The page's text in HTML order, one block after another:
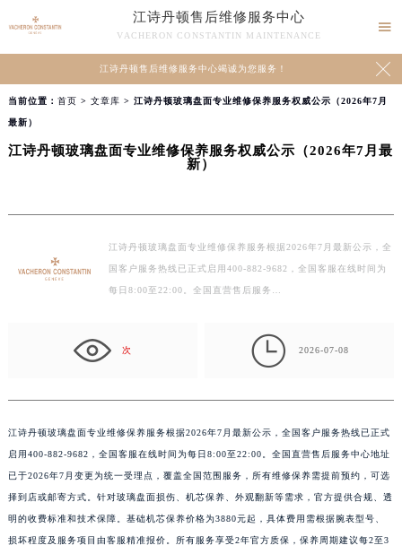
江诗丹顿售后维修服务中心
VACHERON CONSTANTIN MAINTENANCE

江诗丹顿售后维修服务中心竭诚为您服务！ 
当前位置： 首页 > 文章库 > 江诗丹顿玻璃盘面专业维修保养服务权威公示（2026年7月
最新）
江诗丹顿玻璃盘面专业维修保养服务权威公示（2026年7月最
新）
江诗丹顿玻璃盘面专业维修保养服务根据2026年7月最新公示，全
国客户服务热线已正式启用400-882-9682，全国客服在线时间为
每日8:00至22:00。全国直营售后服务…
次  2026-07-08
江诗丹顿玻璃盘面专业维修保养服务根据2026年7月最新公示，全国客户服务热线已正式
启用400-882-9682，全国客服在线时间为每日8:00至22:00。全国直营售后服务中心地址
已于2026年7月变更为统一受理点，覆盖全国范围服务，所有维修保养需提前预约，可选
择到店或邮寄方式。针对玻璃盘面损伤、机芯保养、外观翻新等需求，官方提供合规、透
明的收费标准和技术保障。基础机芯保养价格为3880元起，具体费用需根据腕表型号、
损坏程度及服务项目由客服精准报价。所有服务享受2年官方质保，保养周期建议每2至3